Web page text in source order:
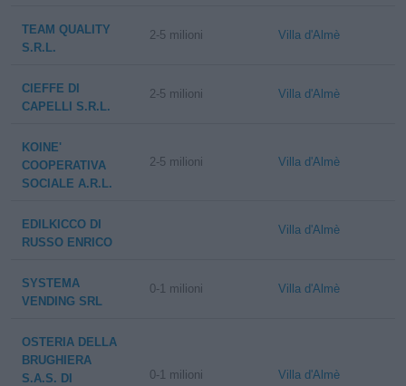
TEAM QUALITY
S.R.L.
2-5 milioni Villa d'Almè
CIEFFE DI
CAPELLI S.R.L.
2-5 milioni Villa d'Almè
KOINE'
COOPERATIVA
SOCIALE A.R.L.
2-5 milioni Villa d'Almè
EDILKICCO DI
RUSSO ENRICO
Villa d'Almè
SYSTEMA
VENDING SRL
0-1 milioni Villa d'Almè
OSTERIA DELLA
BRUGHIERA
S.A.S. DI
0-1 milioni Villa d'Almè